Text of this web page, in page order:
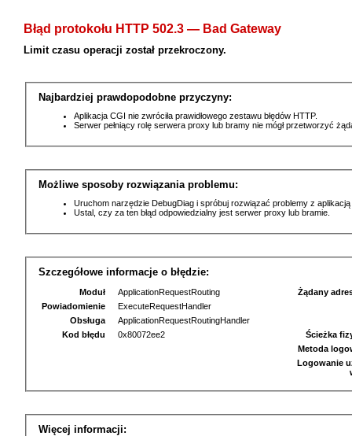
Błąd protokołu HTTP 502.3 — Bad Gateway
Limit czasu operacji został przekroczony.
Najbardziej prawdopodobne przyczyny:
Aplikacja CGI nie zwróciła prawidłowego zestawu błędów HTTP.
Serwer pełniący rolę serwera proxy lub bramy nie mógł przetworzyć
Możliwe sposoby rozwiązania problemu:
Uruchom narzędzie DebugDiag i spróbuj rozwiązać problemy z
Ustal, czy za ten błąd odpowiedzialny jest serwer proxy lub bramie.
Szczegółowe informacje o błędzie:
Moduł
ApplicationRequestRouting
Powiadomienie
ExecuteRequestHandler
Obsługa
ApplicationRequestRoutingHandler
Kod błędu
0x80072ee2
Żądany
Ścieżka
Metoda
Logowanie
Więcej informacji: